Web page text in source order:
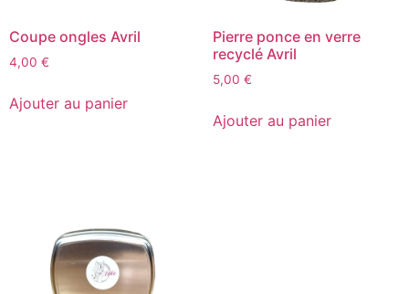
Coupe ongles Avril
4,00 €
Ajouter au panier
Pierre ponce en verre
recyclé Avril
5,00 €
Ajouter au panier